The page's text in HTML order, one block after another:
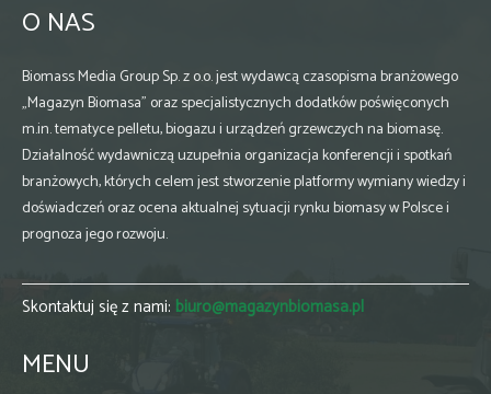
O NAS
Biomass Media Group Sp. z o.o. jest wydawcą czasopisma branżowego
„Magazyn Biomasa” oraz specjalistycznych dodatków poświęconych
m.in. tematyce pelletu, biogazu i urządzeń grzewczych na biomasę.
Działalność wydawniczą uzupełnia organizacja konferencji i spotkań
branżowych, których celem jest stworzenie platformy wymiany wiedzy i
doświadczeń oraz ocena aktualnej sytuacji rynku biomasy w Polsce i
prognoza jego rozwoju.
Skontaktuj się z nami: biuro@magazynbiomasa.pl
MENU